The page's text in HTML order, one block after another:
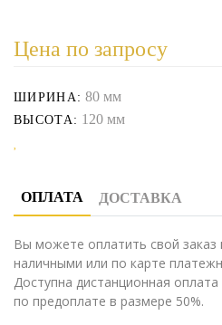
Цена по запросу
ШИРИНА: 80 мм
ВЫСОТА: 120 мм
ОПЛАТА ДОСТАВКА
Вы можете оплатить свой заказ
наличными или по карте
Доступна дистанционная
по предоплате в размере 50%.